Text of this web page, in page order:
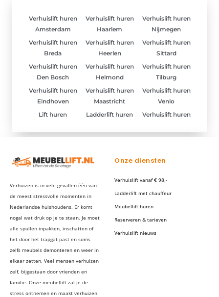
Verhuislift huren
Amsterdam
Verhuislift huren
Breda
Verhuislift huren
Den Bosch
Verhuislift huren
Eindhoven
Lift huren
Verhuislift huren
Haarlem
Verhuislift huren
Heerlen
Verhuislift huren
Helmond
Verhuislift huren
Maastricht
Ladderlift huren
Verhuislift huren
Nijmegen
Verhuislift huren
Sittard
Verhuislift huren
Tilburg
Verhuislift huren
Venlo
Verhuislift huren
Verhuizen is in vele gevallen één van
de meest stressvolle momenten in
Nederlandse huishoudens. Er komt
nogal wat druk op je te staan. Je moet
alle spullen inpakken, inschatten of
het door het trapgat past en soms
zelfs meubels demonteren en weer in
elkaar zetten. Veel mensen verhuizen
zelf, bijgestaan door vrienden en
familie. Onze meubellift zal je de
stress ontnemen en maakt verhuizen
Onze diensten
Verhuislift vanaf € 98,-
Ladderlift met chauffeur
Meubellift huren
Reserveren & tarieven
Verhuislift nieuws